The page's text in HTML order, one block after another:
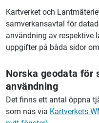
Kartverket och
samverkansavtal för
användning av respektive
uppgifter på båda sidor
Norska geodata för
användning
Det finns ett antal öppna
som nås via Kartverkets